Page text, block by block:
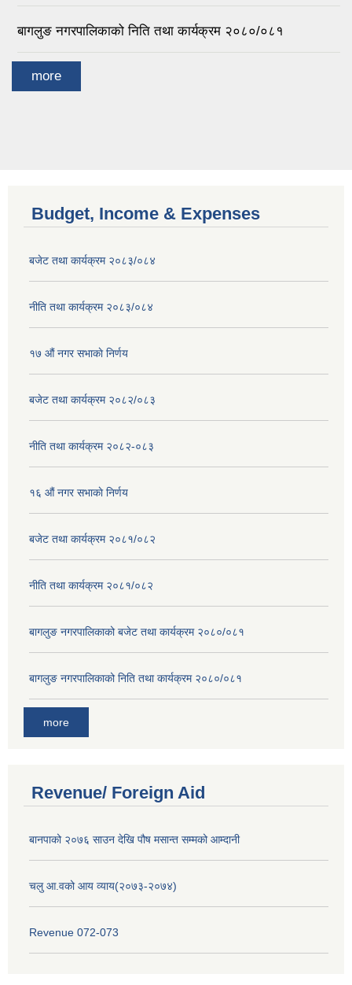
बागलुङ नगरपालिकाको निति तथा कार्यक्रम २०८०/०८१
more
Budget, Income & Expenses
बजेट तथा कार्यक्रम २०८३/०८४
नीति तथा कार्यक्रम २०८३/०८४
१७ ‌‍औं नगर सभाकाे निर्णय
बजेट तथा कार्यक्रम २०८२/०८३
नीति तथा कार्यक्रम २०८२-०८३
१६ ‌औं नगर सभाकाे निर्णय
बजेट तथा कार्यक्रम २०८१/०८२
नीति तथा कार्यक्रम २०८१/०८२
बागलुङ नगरपालिकाको बजेट तथा कार्यक्रम २०८०/०८१
बागलुङ नगरपालिकाको निति तथा कार्यक्रम २०८०/०८१
more
Revenue/ Foreign Aid
बानपाको २०७६ साउन देखि पौष मसान्त सम्मको आम्दानी
चलु आ.वको आय व्याय(२०७३-२०७४)
Revenue 072-073